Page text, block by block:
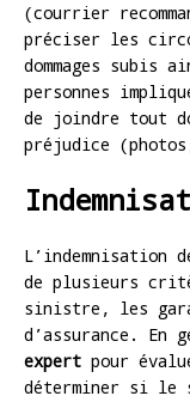
(courrier
préciser les
dommages subis
personnes
de joindre tout
préjudice
L’indemnisation
de plusieurs
sinistre, les
d’assurance. En
expert pour
déterminer si le